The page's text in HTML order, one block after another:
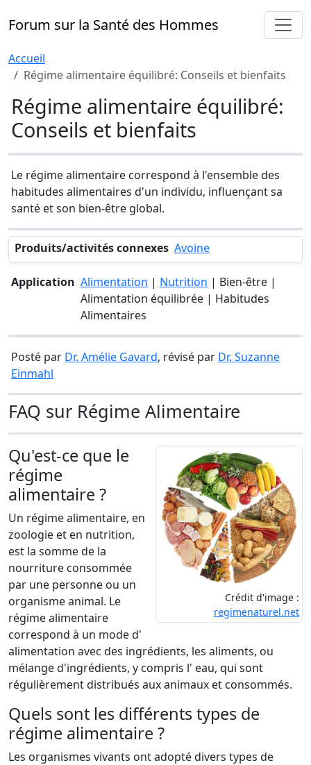
Forum sur la Santé des Hommes
Accueil
Régime alimentaire équilibré: Conseils et bienfaits
Régime alimentaire équilibré:
Conseils et bienfaits
Le régime alimentaire correspond à l'ensemble des
habitudes alimentaires d'un individu, influençant sa
santé et son bien-être global.
Produits/activités connexes Avoine
Application Alimentation | Nutrition | Bien-être |
Alimentation équilibrée | Habitudes
Alimentaires
Posté par Dr. Amélie Gavard, révisé par Dr. Suzanne
Einmahl
FAQ sur Régime Alimentaire
Crédit d'image :
regimenaturel.net
Qu'est-ce que le
régime
alimentaire ?
Un régime alimentaire, en
zoologie et en nutrition,
est la somme de la
nourriture consommée
par une personne ou un
organisme animal. Le
régime alimentaire
correspond à un mode d'
alimentation avec des ingrédients, les aliments, ou
mélange d'ingrédients, y compris l' eau, qui sont
régulièrement distribués aux animaux et consommés.
Quels sont les différents types de
régime alimentaire ?
Les organismes vivants ont adopté divers types de